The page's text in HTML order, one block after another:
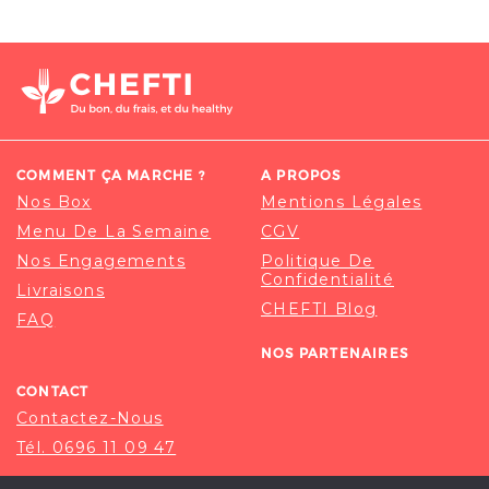
COMMENT ÇA MARCHE ?
Nos Box
Menu De La Semaine
Nos Engagements
Livraisons
FAQ
A PROPOS
Mentions Légales
CGV
Politique De
Confidentialité
CHEFTI Blog
NOS PARTENAIRES
CONTACT
Contactez-Nous
Tél. 0696 11 09 47